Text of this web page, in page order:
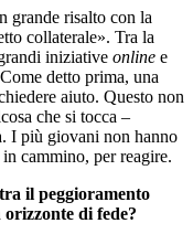
grande risalto con la
collaterale». Tra la
iniziative online e
detto prima, una
aiuto. Questo non
che si tocca –
I più giovani non hanno
cammino, per reagire.
il peggioramento
di fede?